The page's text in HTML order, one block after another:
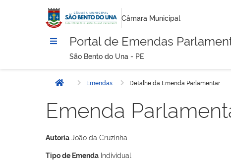
Câmara Municipal
Portal de Emendas
São Bento do Una - PE
Início Emendas Detalhe da Emenda Parlamentar
Emenda
Autoria João da Cruzinha
Tipo de Emenda Individual